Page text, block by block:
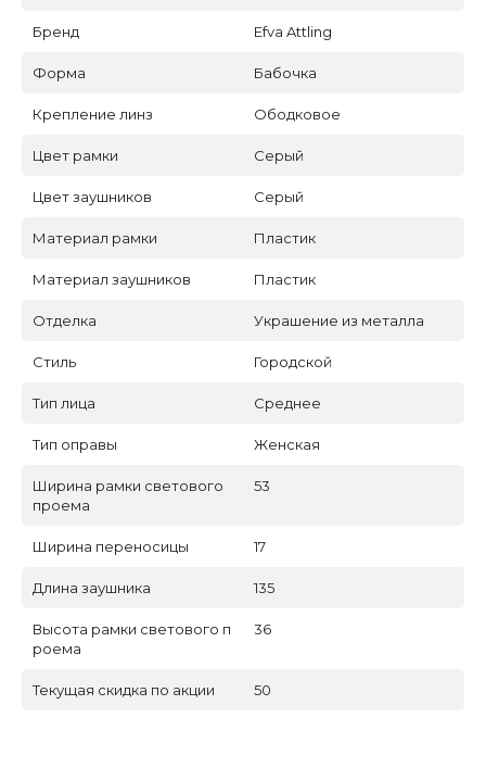
Бренд Efva Attling
Форма Бабочка
Крепление линз Ободковое
Цвет рамки Серый
Цвет заушников Серый
Материал рамки Пластик
Материал заушников Пластик
Отделка Украшение из металла
Стиль Городской
Тип лица Среднее
Тип оправы Женская
Ширина рамки светового
проема
53
Ширина переносицы 17
Длина заушника 135
Высота рамки светового п
роема
36
Текущая скидка по акции 50